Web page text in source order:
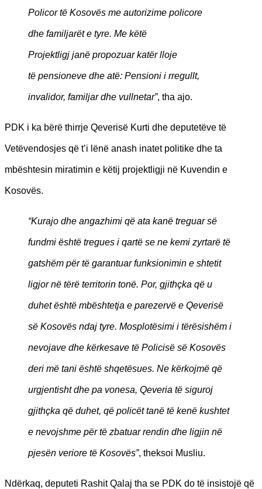
Policor të Kosovës me autorizime policore
dhe familjarët e tyre. Me këtë
Projektligj janë propozuar katër lloje
të pensioneve dhe atë: Pensioni i rregullt,
invalidor, familjar dhe vullnetar”, tha ajo.
PDK i ka bërë thirrje Qeverisë Kurti dhe deputetëve të
Vetëvendosjes që t’i lënë anash inatet politike dhe ta
mbështesin miratimin e këtij projektligji në Kuvendin e
Kosovës.
“Kurajo dhe angazhimi që ata kanë treguar së
fundmi është tregues i qartë se ne kemi zyrtarë të
gatshëm për të garantuar funksionimin e shtetit
ligjor në tërë territorin tonë. Por, gjithçka që u
duhet është mbështetja e parezervë e Qeverisë
së Kosovës ndaj tyre. Mosplotësimi i tërësishëm i
nevojave dhe kërkesave të Policisë së Kosovës
deri më tani është shqetësues. Ne kërkojmë që
urgjentisht dhe pa vonesa, Qeveria të siguroj
gjithçka që duhet, që policët tanë të kenë kushtet
e nevojshme për të zbatuar rendin dhe ligjin në
pjesën veriore të Kosovës”, theksoi Musliu.
Ndërkaq, deputeti Rashit Qalaj tha se PDK do të insistojë që